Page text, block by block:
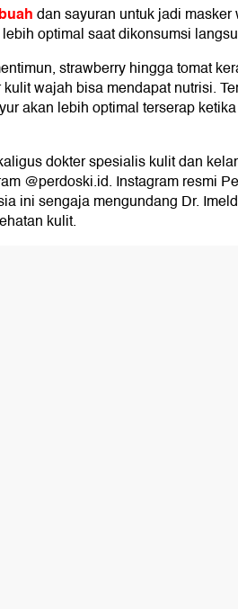
buahdan sayuran untuk jadi
optimal saat dikonsumsi
strawberry hingga tomat
wajah bisa mendapat nutrisi.
akan lebih optimal terserap
dokter spesialis kulit dan
@perdoski.id. Instagram resmi
ini sengaja mengundang Dr.
kulit.